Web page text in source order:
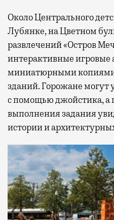
Около Центрального
Лубянке, на Цветном
развлечений «Остров
интерактивные игровые
миниатюрными копиями
зданий. Горожане могут
с помощью джойстика, а
выполнения задания
истории и